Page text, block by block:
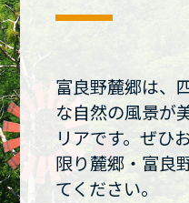
富良野麓郷は、
な自然の風景が
リアです。ぜひ
限り麓郷・富良
てください。